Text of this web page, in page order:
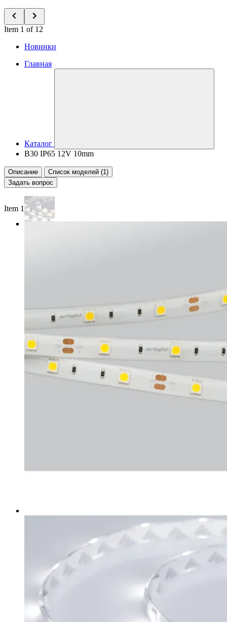
Item 1 of 12
Новинки
Главная
Каталог
B30 IP65 12V 10mm
Описание
Список моделей (1)
Задать вопрос
Item 1 of 3